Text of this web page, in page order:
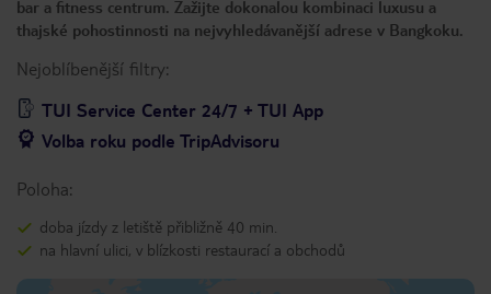
bar a fitness centrum. Zažijte dokonalou kombinaci luxusu a
thajské pohostinnosti na nejvyhledávanější adrese v Bangkoku.
Nejoblíbenější filtry:
TUI Service Center 24/7 + TUI App
Volba roku podle TripAdvisoru
Poloha:
doba jízdy z letiště přibližně 40 min.
na hlavní ulici, v blízkosti restaurací a obchodů